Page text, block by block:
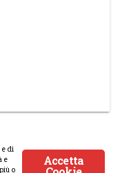
Accetta
e di
e
o